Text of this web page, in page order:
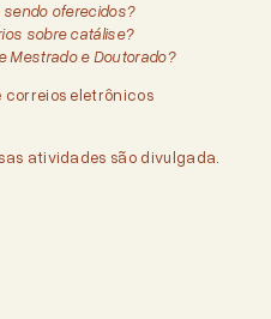
oferecidos?
sobre catálise?
Mestrado e Doutorado?
eletrônicos
atividades são divulgada.